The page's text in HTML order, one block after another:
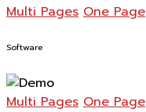
Multi Pages One Page
Software
Multi Pages One Page